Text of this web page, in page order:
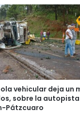
vehicular deja un
sobre la autopista
Pátzcuaro